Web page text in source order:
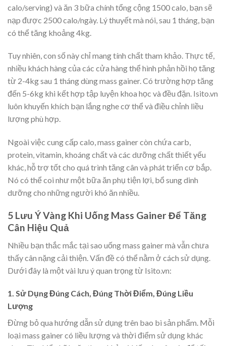
calo/serving) và ăn 3 bữa chính tổng cộng 1500 calo, bạn sẽ
nạp được 2500 calo/ngày. Lý thuyết mà nói, sau 1 tháng, bạn
có thể tăng khoảng 4kg.
Tuy nhiên, con số này chỉ mang tính chất tham khảo. Thực tế,
nhiều khách hàng của các cửa hàng thể hình phản hồi họ tăng
từ 2-4kg sau 1 tháng dùng mass gainer. Có trường hợp tăng
đến 5-6kg khi kết hợp tập luyện khoa học và đều đặn. Isito.vn
luôn khuyến khích bạn lắng nghe cơ thể và điều chỉnh liều
lượng phù hợp.
Ngoài việc cung cấp calo, mass gainer còn chứa carb,
protein, vitamin, khoáng chất và các dưỡng chất thiết yếu
khác, hỗ trợ tốt cho quá trình tăng cân và phát triển cơ bắp.
Nó có thể coi như một bữa ăn phụ tiện lợi, bổ sung dinh
dưỡng cho những người khó ăn nhiều.
5 Lưu Ý Vàng Khi Uống Mass Gainer Để Tăng
Cân Hiệu Quả
Nhiều bạn thắc mắc tại sao uống mass gainer mà vẫn chưa
thấy cân nặng cải thiện. Vấn đề có thể nằm ở cách sử dụng.
Dưới đây là một vài lưu ý quan trọng từ Isito.vn:
1. Sử Dụng Đúng Cách, Đúng Thời Điểm, Đúng Liều
Lượng
Đừng bỏ qua hướng dẫn sử dụng trên bao bì sản phẩm. Mỗi
loại mass gainer có liều lượng và thời điểm sử dụng khác